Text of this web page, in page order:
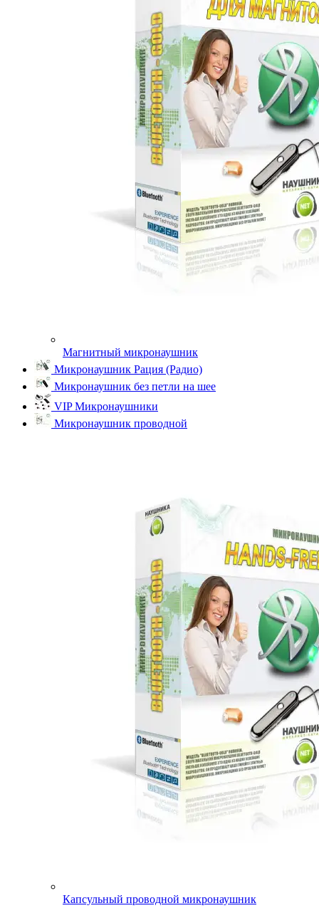
Магнитный микронаушник
Микронаушник Рация (Радио)
Микронаушник без петли на шее
VIP Микронаушники
Микронаушник проводной
Капсульный проводной микронаушник